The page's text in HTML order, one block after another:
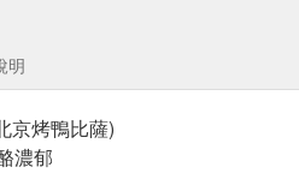
明
京烤鴨比薩)
濃郁